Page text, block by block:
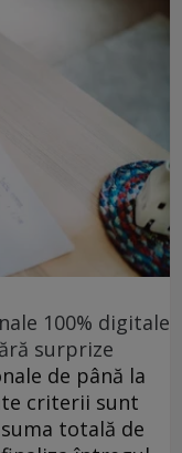
100% digitale
surprize
de până la
criterii sunt
totală de